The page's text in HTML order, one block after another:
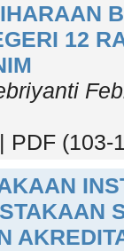
12
PDF (103-